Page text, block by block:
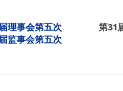
理事会第五次
监事会第五次
第31